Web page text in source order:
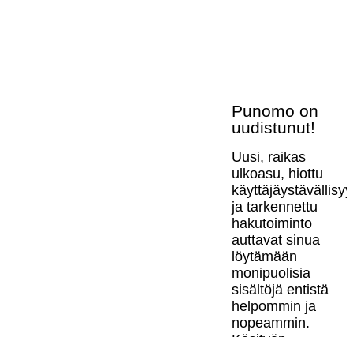
Punomo on
uudistunut!
Uusi, raikas
ulkoasu, hiottu
ja tarkennettu
hakutoiminto
auttavat sinua
löytämään
monipuolisia
sisältöjä entistä
helpommin ja
nopeammin.